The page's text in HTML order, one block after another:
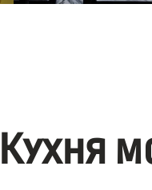
Кухня